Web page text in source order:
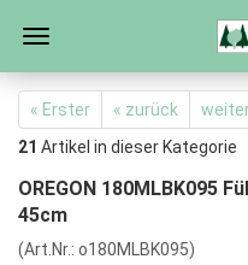
« Erster « zurück
21 Artikel in dieser Kategorie
OREGON 180MLBK095
45cm
(Art.Nr.: o180MLBK095)